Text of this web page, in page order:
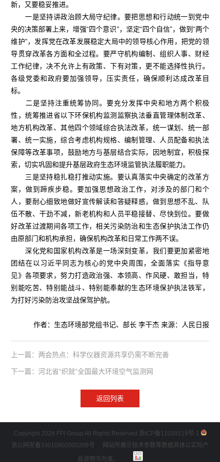
新，又要稳妥推进。
一是坚持讲政治顾大局守纪律。要把思想和行动统一到党中
央的决策部署上来，增强“四个意识”，坚定“四个自信”，做到“两个
维护”，发挥党在改革发展稳定大局中的领导核心作用，把党的领
导贯穿改革各方面和全过程。要严守机构编制、组织人事、财经
工作纪律，决不允许上有政策、下有对策，更不能选择性执行。
各级党委和政府要加强领导，压实责任，确保顺利达成改革目
标。
二是坚持注重统筹协同。要充分发挥中央和地方两个积极
性，统筹推进省以下环保机构监测监察执法垂直管理体制改革、
地方机构改革、其他四个领域综合执法改革，统一谋划、统一部
署、统一实施，综合考虑机构规格、编制管理、人员配备和执法
保障等改革事项，鼓励地方与基层结合实际，因地制宜，积极探
索，切实巩固和提升基层政府生态环境监管执法履职能力。
三是坚持稳扎稳打推动实施。要认真落实中央确定的改革方
案，做到蹄疾步稳。要加强思想政治工作，对涉及的部门和个
人，要耐心细致地做好宣传解读和答疑释惑，做到思想不乱、队
伍不散、干劲不减，新老机构和人员平稳接替、尽快到位。要做
好改革过渡期间各项工作，相关污染防治和生态保护执法工作仍
由原部门和机构承担，确保机构改革和日常工作两不误。
深化党和国家机构改革是一场深刻变革，我们要更加紧密地
团结在以习近平同志为核心的党中央周围，全面落实《指导意
见》各项要求，努力打造政治强、本领高、作风硬、敢担当，特
别能吃苦、特别能战斗、特别能奉献的生态环境保护执法铁军，
为打好污染防治攻坚战保驾护航。
作者：生态环境部党组书记、部长 李干杰 来源：人民日报
上一篇：两会热点：科学仪器资源共享仍需不断完善
下一篇：河北省“织就”全国最大环境空气监测网
返回列表
Copyright 2026 FPI Group All Rights Reserved.浙ICP备11039119号-1
浙公网安备33010802005206号
网站所展示技术参数等数据具体以实际产
品说明书为准。